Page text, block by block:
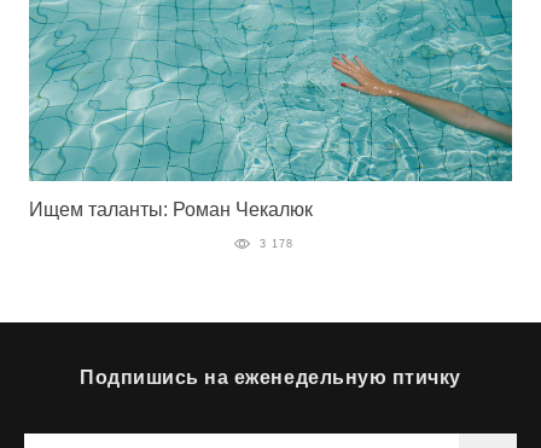
Ищем таланты: Роман Чекалюк
3 178
Подпишись на еженедельную птичку